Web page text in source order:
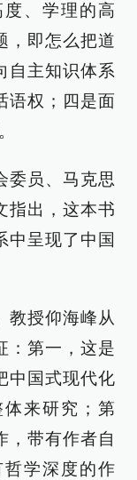
、学理的高
，即怎么把道
自主知识体系
语权；四是面
委员、马克思
指出，这本书
中呈现了中国
教授仰海峰从
：第一，这是
中国式现代化
来研究；第
，带有作者自
学深度的作